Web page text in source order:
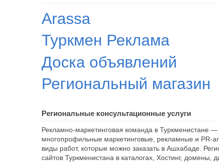
Arassa
Туркмен Реклама
Доска объявлений
Региональный магазин
Региональные консультационные услуги
Рекламно-маркетинговая команда в Туркменистане —
многопрофильные маркетинговые, рекламные и PR-
виды работ, которые можно заказать в Ашхабаде.
сайтов Туркменистана в каталогах, Хостинг, домены,